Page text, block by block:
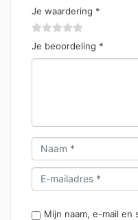
Je waardering *
Je beoordeling *
Mijn naam, e-mail